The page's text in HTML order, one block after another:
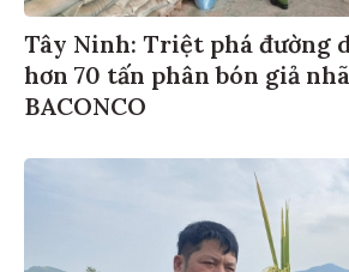
Tây Ninh: Triệt phá đường
hơn 70 tấn phân bón giả
BACONCO